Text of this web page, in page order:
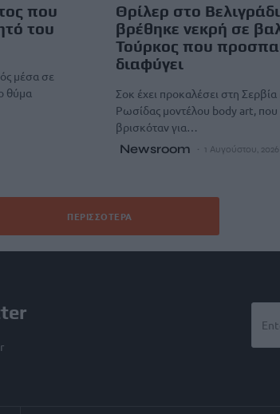
που
του
μέσα σε
θύμα
Θρίλερ στο
βρέθηκε νεκρή σε
Τούρκος που
διαφύγει
Σοκ έχει προκαλέσει στη
Ρωσίδας μοντέλου body art,
βρισκόταν για…
Newsroom 1 Αυγούστου, 2026
ΠΕΡΙΣΣΌΤΕΡΑ